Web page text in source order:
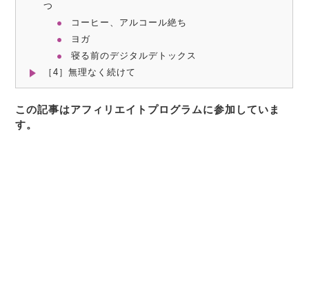
つ
コーヒー、アルコール絶ち
ヨガ
寝る前のデジタルデトックス
［4］無理なく続けて
この記事はアフィリエイトプログラムに参加していま
す。